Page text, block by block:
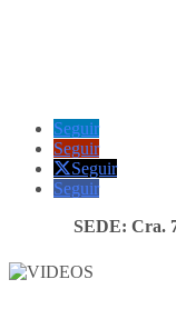
Seguir
Seguir
Seguir
Seguir
SEDE: Cra.